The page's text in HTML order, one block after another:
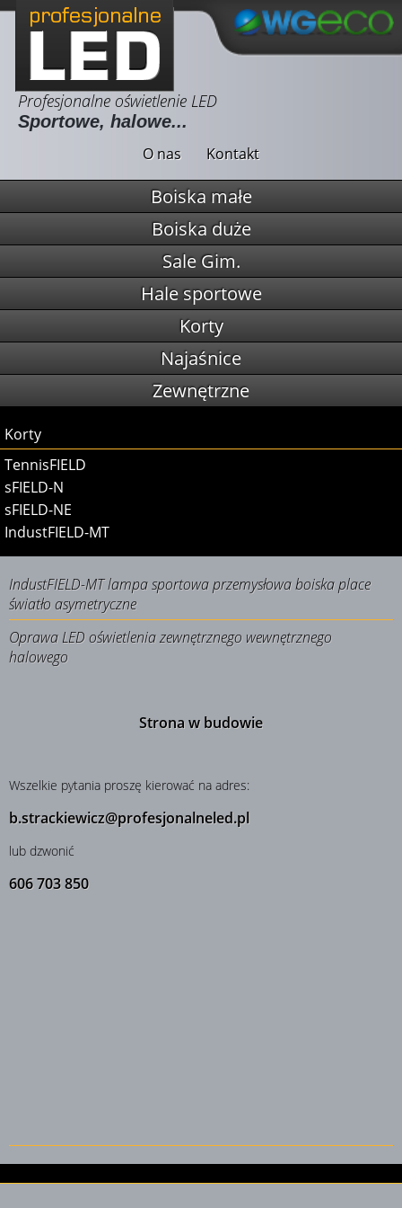
O nas Kontakt
Profesjonalne oświetlenie LED
Sportowe, halowe...
Boiska małe
Boiska duże
Sale Gim.
Hale sportowe
Korty
Najaśnice
Zewnętrzne
Korty
TennisFIELD
sFIELD-N
sFIELD-NE
IndustFIELD-MT
IndustFIELD-MT lampa sportowa przemysłowa boiska place
światło asymetryczne
Oprawa LED oświetlenia zewnętrznego wewnętrznego
halowego
Strona w budowie
Wszelkie pytania proszę kierować na adres:
b.strackiewicz@profesjonalneled.pl
lub dzwonić
606 703 850